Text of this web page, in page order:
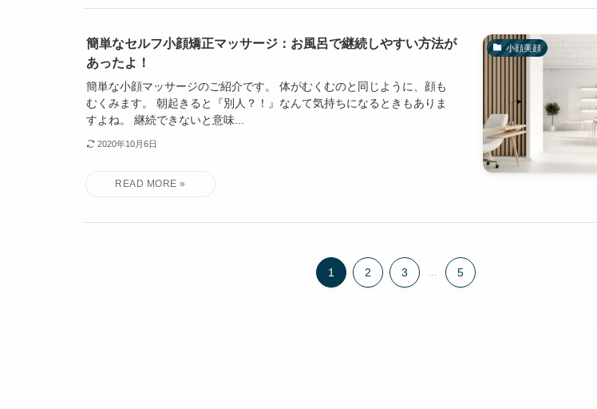
小顔美顔
簡単なセルフ小顔矯正マッサージ：お風呂で継続しやすい方法が
あったよ！
簡単な小顔マッサージのご紹介です。 体がむくむのと同じように、顔も
むくみます。 朝起きると『別人？！』なんて気持ちになるときもありま
すよね。 継続できないと意味...
2020年10月6日
1 2 3 5